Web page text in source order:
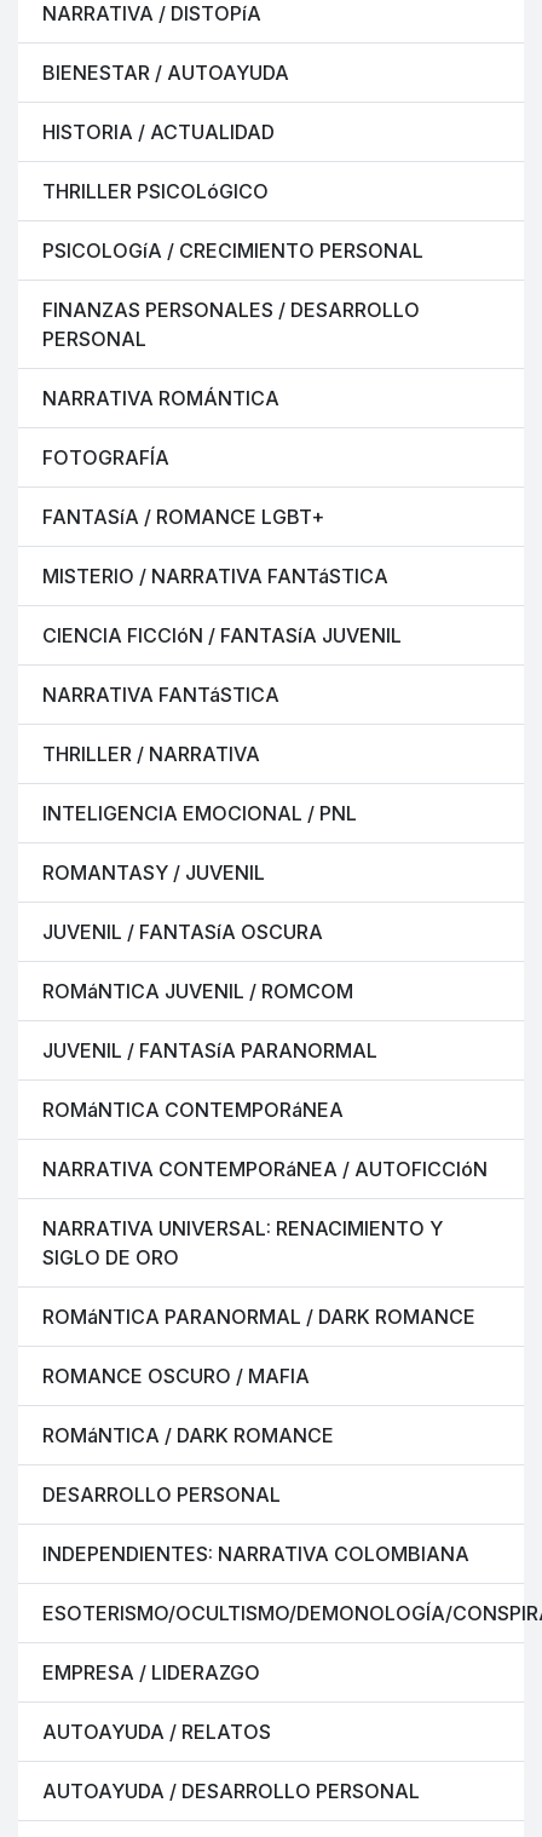
NARRATIVA / DISTOPíA
BIENESTAR / AUTOAYUDA
HISTORIA / ACTUALIDAD
THRILLER PSICOLóGICO
PSICOLOGíA / CRECIMIENTO PERSONAL
FINANZAS PERSONALES / DESARROLLO
PERSONAL
NARRATIVA ROMÁNTICA
FOTOGRAFÍA
FANTASíA / ROMANCE LGBT+
MISTERIO / NARRATIVA FANTáSTICA
CIENCIA FICCIóN / FANTASíA JUVENIL
NARRATIVA FANTáSTICA
THRILLER / NARRATIVA
INTELIGENCIA EMOCIONAL / PNL
ROMANTASY / JUVENIL
JUVENIL / FANTASíA OSCURA
ROMáNTICA JUVENIL / ROMCOM
JUVENIL / FANTASíA PARANORMAL
ROMáNTICA CONTEMPORáNEA
NARRATIVA CONTEMPORáNEA / AUTOFICCIóN
NARRATIVA UNIVERSAL: RENACIMIENTO Y
SIGLO DE ORO
ROMáNTICA PARANORMAL / DARK ROMANCE
ROMANCE OSCURO / MAFIA
ROMáNTICA / DARK ROMANCE
DESARROLLO PERSONAL
INDEPENDIENTES: NARRATIVA COLOMBIANA
ESOTERISMO/OCULTISMO/DEMONOLOGÍA/
EMPRESA / LIDERAZGO
AUTOAYUDA / RELATOS
AUTOAYUDA / DESARROLLO PERSONAL